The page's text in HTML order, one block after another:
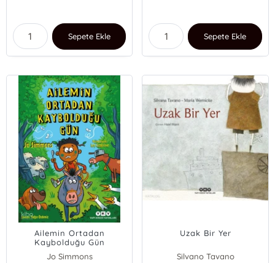
Sepete Ekle Sepete Ekle
Ailemin Ortadan
Kaybolduğu Gün
Jo Simmons
Uzak Bir Yer
Silvano Tavano